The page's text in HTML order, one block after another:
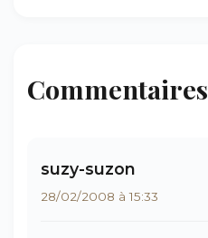
Commentaires
suzy-suzon
28/02/2008 à 15:33